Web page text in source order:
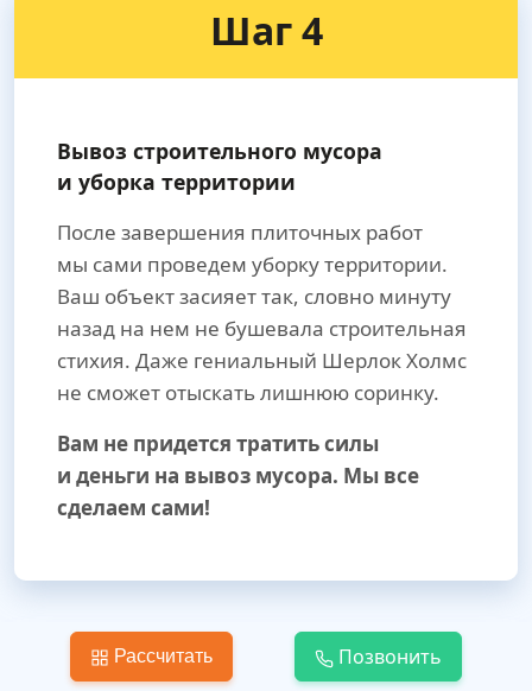
Шаг 4
Вывоз строительного мусора
и уборка территории
После завершения плиточных работ
мы сами проведем уборку территории.
Ваш объект засияет так, словно минуту
назад на нем не бушевала строительная
стихия. Даже гениальный Шерлок Холмс
не сможет отыскать лишнюю соринку.
Вам не придется тратить силы
и деньги на вывоз мусора. Мы все
сделаем сами!
Рассчитать Позвонить